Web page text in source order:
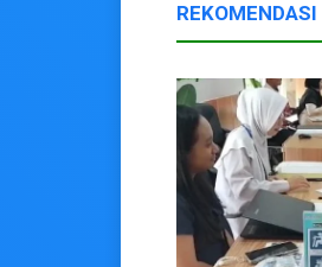
REKOMENDASI